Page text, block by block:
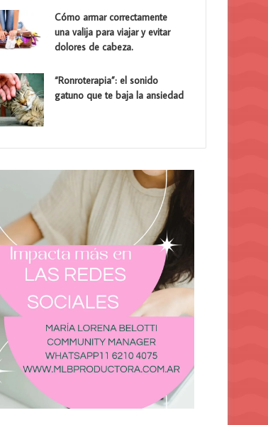
Cómo armar correctamente
una valija para viajar y evitar
dolores de cabeza.
“Ronroterapia”: el sonido
gatuno que te baja la ansiedad